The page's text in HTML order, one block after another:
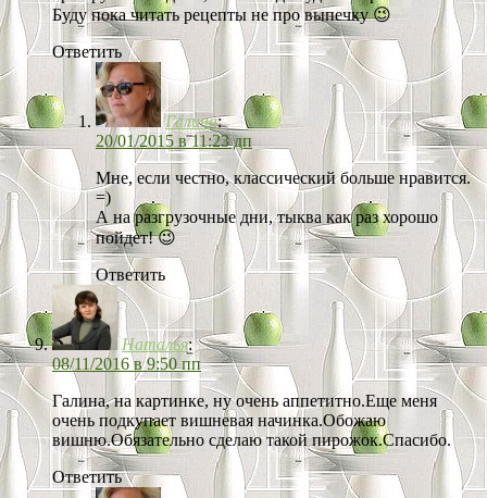
Буду пока читать рецепты не про выпечку 😉
Ответить
Галина:
20/01/2015 в 11:23 дп
Мне, если честно, классический больше нравится.
=)
А на разгрузочные дни, тыква как раз хорошо
пойдет! 😉
Ответить
Наталья:
08/11/2016 в 9:50 пп
Галина, на картинке, ну очень аппетитно.Еще меня
очень подкупает вишневая начинка.Обожаю
вишню.Обязательно сделаю такой пирожок.Спасибо.
Ответить